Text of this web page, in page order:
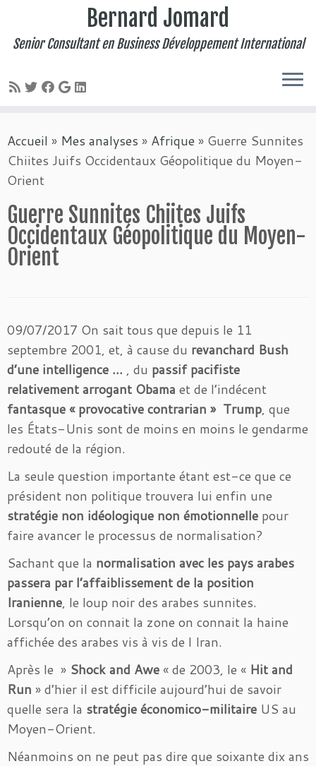
au
contenu
Bernard Jomard
Senior Consultant en Business Développement International
Accueil » Mes analyses » Afrique » Guerre Sunnites
Chiites Juifs Occidentaux Géopolitique du Moyen-
Orient
Guerre Sunnites Chiites Juifs
Occidentaux Géopolitique du Moyen-
Orient
09/07/2017 On sait tous que depuis le 11
septembre 2001, et, à cause du revanchard Bush
d’une intelligence … , du passif pacifiste
relativement arrogant Obama et de l’indécent
fantasque « provocative contrarian » Trump, que
les États-Unis sont de moins en moins le gendarme
redouté de la région.
La seule question importante étant est-ce que ce
président non politique trouvera lui enfin une
stratégie non idéologique non émotionnelle pour
faire avancer le processus de normalisation?
Sachant que la normalisation avec les pays arabes
passera par l’affaiblissement de la position
Iranienne, le loup noir des arabes sunnites.
Lorsqu’on on connait la zone on connait la haine
affichée des arabes vis à vis de l Iran.
Après le » Shock and Awe« de 2003, le « Hit and
Run » d’hier il est difficile aujourd’hui de savoir
quelle sera la stratégie économico-militaire US au
Moyen-Orient.
Néanmoins on ne peut pas dire que soixante dix ans